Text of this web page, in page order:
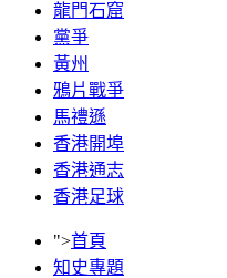
龍門石窟
黨爭
黃州
鴉片戰爭
馬禮遜
香港開埠
香港通志
香港足球
">首頁
知史專題